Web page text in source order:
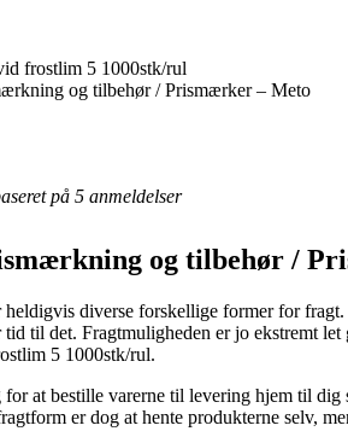
frostlim 5 1000stk/rul
og tilbehør / Prismærker – Meto
på 5 anmeldelser
og tilbehør /
diverse forskellige former for
tid til det. Fragtmuligheden er jo ekstremt
5 1000stk/rul.
at bestille varerne til levering hjem til
er dog at hente produkterne selv,